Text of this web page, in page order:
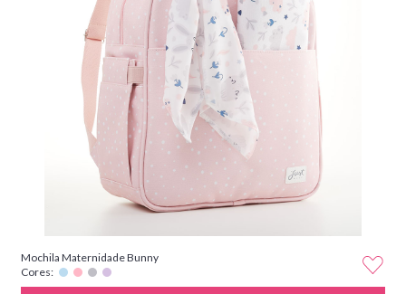
Mochila Maternidade Bunny
Cores: